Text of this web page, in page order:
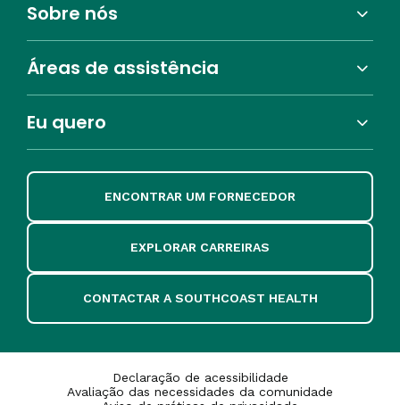
Sobre nós
Áreas de assistência
Eu quero
ENCONTRAR UM FORNECEDOR
EXPLORAR CARREIRAS
CONTACTAR A SOUTHCOAST HEALTH
Declaração de acessibilidade
Avaliação das necessidades da comunidade